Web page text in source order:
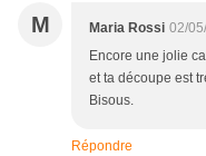
M Maria Rossi 02/
Encore une jolie
et ta découpe est
Bisous.
Répondre